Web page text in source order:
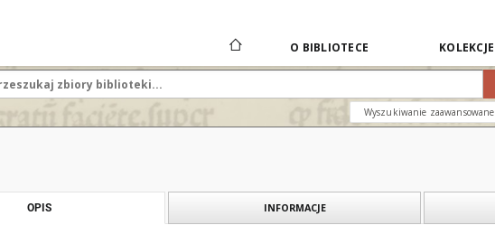
O BIBLIOTECE KOLEKCJE
Wyszukiwanie zaawansowane
OPIS INFORMACJE